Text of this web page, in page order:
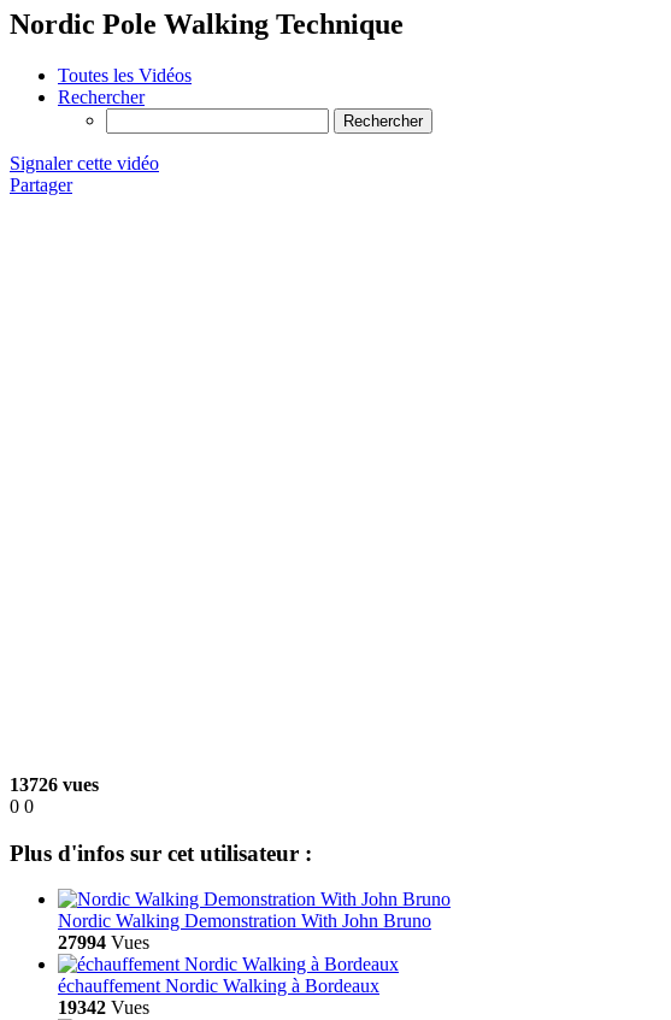
Nordic Pole Walking Technique
Toutes les Vidéos
Rechercher
Signaler cette vidéo
Partager
13726 vues
0 0
Plus d'infos sur cet utilisateur :
Nordic Walking Demonstration With John Bruno
27994 Vues
échauffement Nordic Walking à Bordeaux
19342 Vues